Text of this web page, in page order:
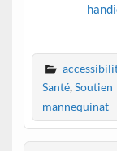
Santé,Soutien
mannequinat